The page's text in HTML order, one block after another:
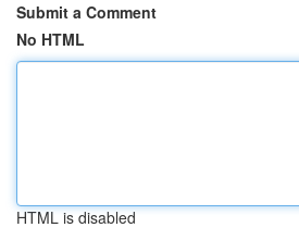
Submit a Comment
No HTML
HTML is disabled